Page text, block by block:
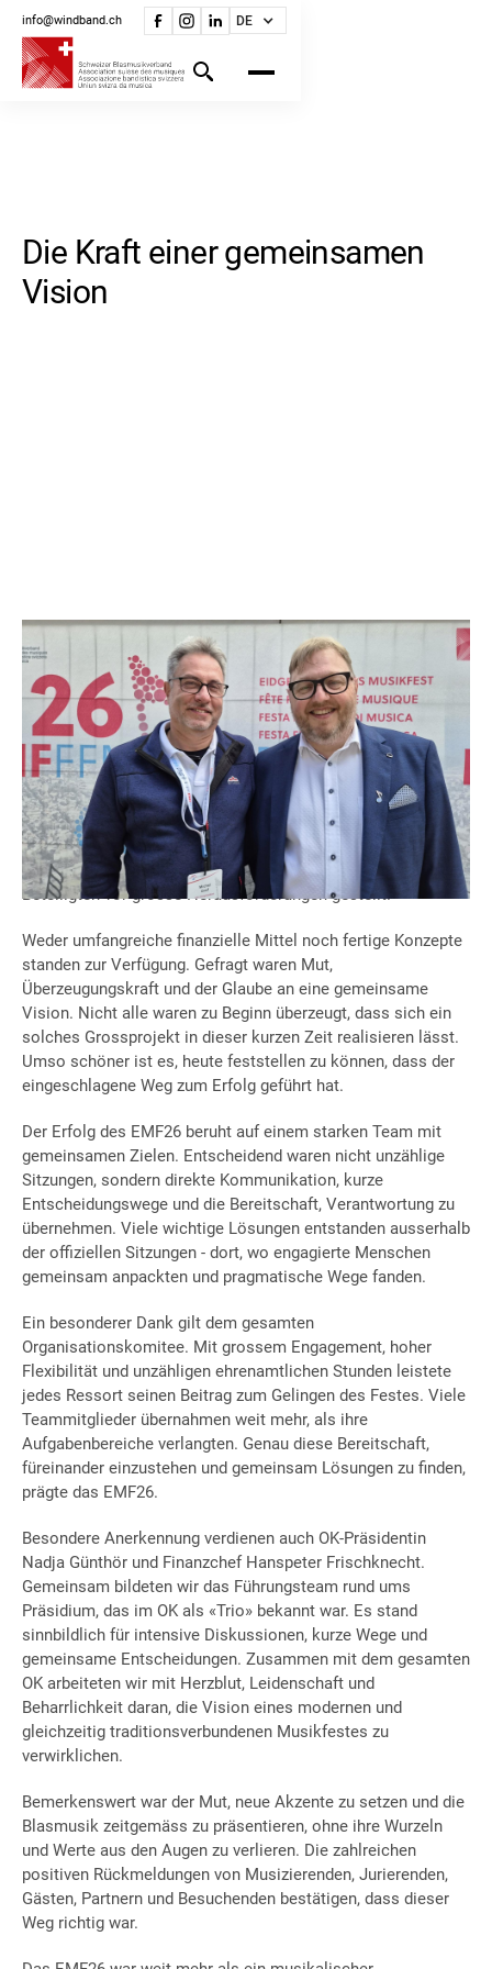
info@windband.ch DE
Die Kraft einer gemeinsamen
Vision
Liebe Musikantinnen, liebe Musikanten
Mit dem Abschluss des Eidgenössischen Musikfestes 2026
(EMF26) endet ein aussergewöhnliches Kapitel der
Schweizer Blasmusikgeschichte. Die Planung und
erfolgreiche Durchführung eines Anlasses dieser
Grössenordnung innerhalb von nur 16 Monaten hatte alle
Beteiligten vor grosse Herausforderungen gestellt.
Weder umfangreiche finanzielle Mittel noch fertige Konzepte
standen zur Verfügung. Gefragt waren Mut,
Überzeugungskraft und der Glaube an eine gemeinsame
Vision. Nicht alle waren zu Beginn überzeugt, dass sich ein
solches Grossprojekt in dieser kurzen Zeit realisieren lässt.
Umso schöner ist es, heute feststellen zu können, dass der
eingeschlagene Weg zum Erfolg geführt hat.
Der Erfolg des EMF26 beruht auf einem starken Team mit
gemeinsamen Zielen. Entscheidend waren nicht unzählige
Sitzungen, sondern direkte Kommunikation, kurze
Entscheidungswege und die Bereitschaft, Verantwortung zu
übernehmen. Viele wichtige Lösungen entstanden ausserhalb
der offiziellen Sitzungen - dort, wo engagierte Menschen
gemeinsam anpackten und pragmatische Wege fanden.
Ein besonderer Dank gilt dem gesamten
Organisationskomitee. Mit grossem Engagement, hoher
Flexibilität und unzähligen ehrenamtlichen Stunden leistete
jedes Ressort seinen Beitrag zum Gelingen des Festes. Viele
Teammitglieder übernahmen weit mehr, als ihre
Aufgabenbereiche verlangten. Genau diese Bereitschaft,
füreinander einzustehen und gemeinsam Lösungen zu finden,
prägte das EMF26.
Besondere Anerkennung verdienen auch OK-Präsidentin
Nadja Günthör und Finanzchef Hanspeter Frischknecht.
Gemeinsam bildeten wir das Führungsteam rund ums
Präsidium, das im OK als «Trio» bekannt war. Es stand
sinnbildlich für intensive Diskussionen, kurze Wege und
gemeinsame Entscheidungen. Zusammen mit dem gesamten
OK arbeiteten wir mit Herzblut, Leidenschaft und
Beharrlichkeit daran, die Vision eines modernen und
gleichzeitig traditionsverbundenen Musikfestes zu
verwirklichen.
Bemerkenswert war der Mut, neue Akzente zu setzen und die
Blasmusik zeitgemäss zu präsentieren, ohne ihre Wurzeln
und Werte aus den Augen zu verlieren. Die zahlreichen
positiven Rückmeldungen von Musizierenden, Jurierenden,
Gästen, Partnern und Besuchenden bestätigen, dass dieser
Weg richtig war.